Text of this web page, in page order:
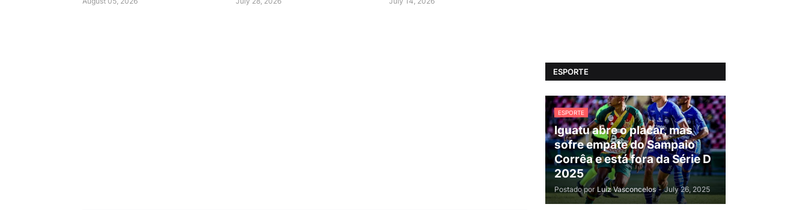
ESPORTE
ESPORTE
Iguatu abre o placar, mas
sofre empate do Sampaio
Corrêa e está fora da Série D
2025
Postado por Luiz Vasconcelos - July 26, 2025